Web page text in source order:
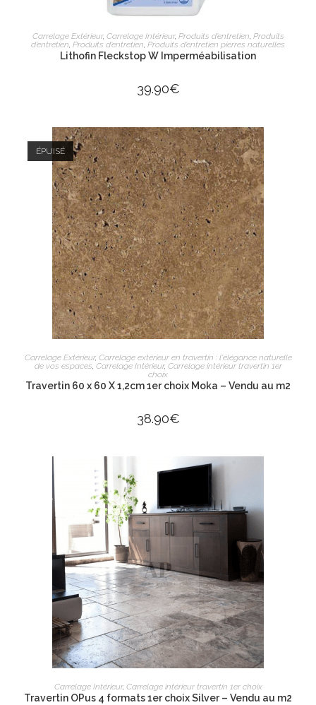
AJOUTER AU PANIER
Carrelage Extérieur, Carrelage Intérieur, Produits d’entretien, Produits
d’entretien, Produits d’entretien, Produits d’entretien pierres naturelles
Lithofin Fleckstop W Imperméabilisation
39.90€
ÉPUISÉ
LIRE LA SUITE
Carrelage Extérieur, Carrelage extérieur en travertin : l'élégance naturelle
de vos espaces Carrelage Intérieur, Carrelage intérieur travertin 1er
choix
Travertin 60 x 60 X 1,2cm 1er choix Moka – Vendu au m2
38.90€
AJOUTER AU PANIER
Carrelage Intérieur, Carrelage intérieur travertin 1er choix
Travertin OPus 4 formats 1er choix Silver – Vendu au m2